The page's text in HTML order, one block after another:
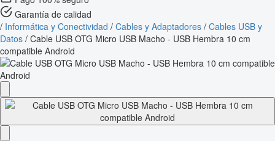
Garantía de calidad
/ Informática y Conectividad / Cables y Adaptadores / Cables USB y
Datos / Cable USB OTG Micro USB Macho - USB Hembra 10 cm
compatible Android